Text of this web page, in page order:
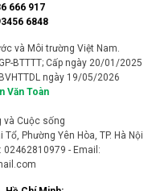
666 917
6848
và Môi trường Việt Nam.
BTTTT; Cấp ngày 20/01/2025
ngày 19/05/2026
Văn Toàn
và Cuộc sống
Phường Yên Hòa, TP. Hà Nội
- Email: